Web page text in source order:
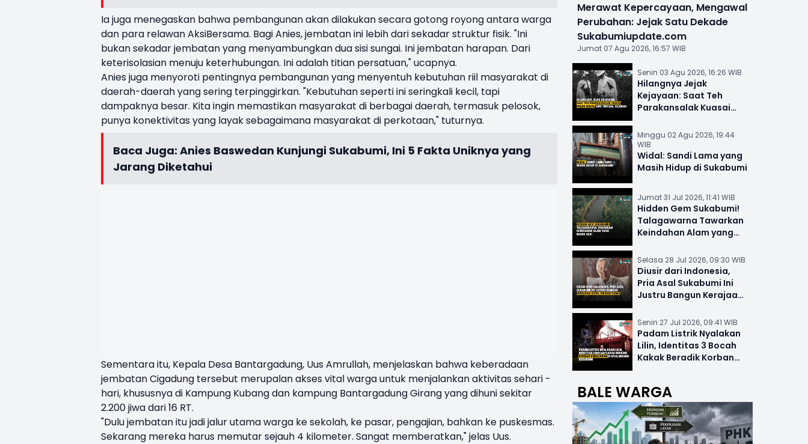
Ia juga menegaskan bahwa pembangunan akan dilakukan secara gotong royong antara warga
dan para relawan AksiBersama. Bagi Anies, jembatan ini lebih dari sekadar struktur fisik. "Ini
bukan sekadar jembatan yang menyambungkan dua sisi sungai. Ini jembatan harapan. Dari
keterisolasian menuju keterhubungan. Ini adalah titian persatuan," ucapnya.
Anies juga menyoroti pentingnya pembangunan yang menyentuh kebutuhan riil masyarakat di
daerah-daerah yang sering terpinggirkan. "Kebutuhan seperti ini seringkali kecil, tapi
dampaknya besar. Kita ingin memastikan masyarakat di berbagai daerah, termasuk pelosok,
punya konektivitas yang layak sebagaimana masyarakat di perkotaan," tuturnya.
Baca Juga: Anies Baswedan Kunjungi Sukabumi, Ini 5 Fakta Uniknya yang
Jarang Diketahui
Sementara itu, Kepala Desa Bantargadung, Uus Amrullah, menjelaskan bahwa keberadaan
jembatan Cigadung tersebut merupalan akses vital warga untuk menjalankan aktivitas sehari -
hari, khususnya di Kampung Kubang dan kampung Bantargadung Girang yang dihuni sekitar
2.200 jiwa dari 16 RT.
"Dulu jembatan itu jadi jalur utama warga ke sekolah, ke pasar, pengajian, bahkan ke puskesmas.
Sekarang mereka harus memutar sejauh 4 kilometer. Sangat memberatkan," jelas Uus.
Merawat Kepercayaan, Mengawal
Perubahan: Jejak Satu Dekade
Sukabumiupdate.com
Jumat 07 Agu 2026, 16:57 WIB
Senin 03 Agu 2026, 16:26 WIB
Hilangnya Jejak
Kejayaan: Saat Teh
Parakansalak Kuasai
Sejarah
Minggu 02 Agu 2026, 19:44
WIB
Widal: Sandi Lama yang
Masih Hidup di Sukabumi
Jumat 31 Jul 2026, 11:41 WIB
Hidden Gem Sukabumi!
Talagawarna Tawarkan
Keindahan Alam yang
Selasa 28 Jul 2026, 09:30 WIB
Diusir dari Indonesia,
Pria Asal Sukabumi Ini
Justru Bangun Kerajaan
Senin 27 Jul 2026, 09:41 WIB
Padam Listrik Nyalakan
Lilin, Identitas 3 Bocah
Kakak Beradik Korban
BALE WARGA